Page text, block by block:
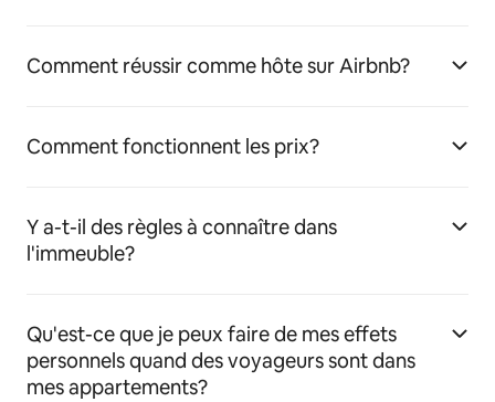
Comment réussir comme hôte sur Airbnb?
Comment fonctionnent les prix?
Y a-t-il des règles à connaître dans
l'immeuble?
Qu'est-ce que je peux faire de mes effets
personnels quand des voyageurs sont dans
mes appartements?